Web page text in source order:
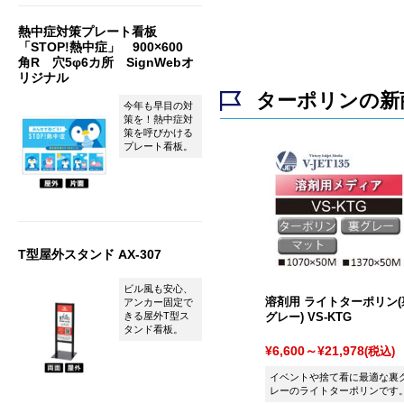
ターポリンの新
溶剤用 ライトターポリン(
グレー) VS-KTG
¥6,600～¥21,978(税込)
イベントや捨て看に最適な裏
レーのライトターポリンです。
熱中症対策プレート看板
「STOP!熱中症」 900×600
角R 穴5φ6カ所 SignWebオ
リジナル
今年も早目の対
策を！熱中症対
策を呼びかける
プレート看板。
T型屋外スタンド AX-307
ビル風も安心、
アンカー固定で
きる屋外T型ス
タンド看板。